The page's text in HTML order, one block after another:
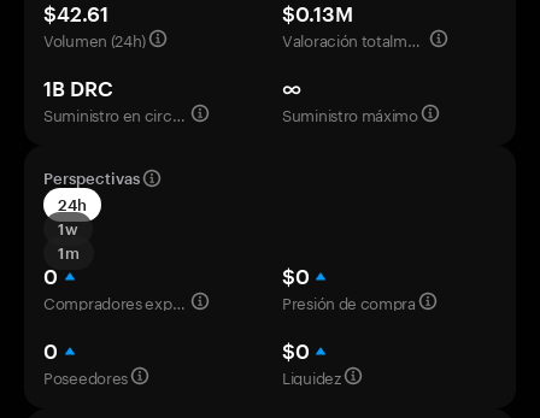
$42.61
Volumen (24h)
$0.13M
Valoración totalmente diluida
1B DRC
Suministro en circulación
∞
Suministro máximo
Perspectivas
24h
1w
1m
0
Compradores experimentados
$0
Presión de compra
0
Poseedores
$0
Liquidez